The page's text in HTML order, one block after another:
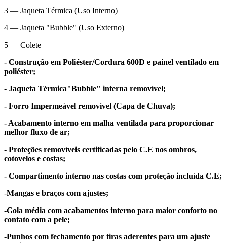
3 — Jaqueta Térmica (Uso Interno)
4 — Jaqueta "Bubble" (Uso Externo)
5 — Colete
- Construção em Poliéster/Cordura 600D e painel ventilado em
poliéster;
- Jaqueta Térmica"Bubble" interna removível;
- Forro Impermeável removível (Capa de Chuva);
- Acabamento interno em malha ventilada para proporcionar
melhor fluxo de ar;
- Proteções removíveis certificadas pelo C.E nos ombros,
cotovelos e costas;
- Compartimento interno nas costas com proteção incluída C.E;
-Mangas e braços com ajustes;
-Gola média com acabamentos interno para maior conforto no
contato com a pele;
-Punhos com fechamento por tiras aderentes para um ajuste